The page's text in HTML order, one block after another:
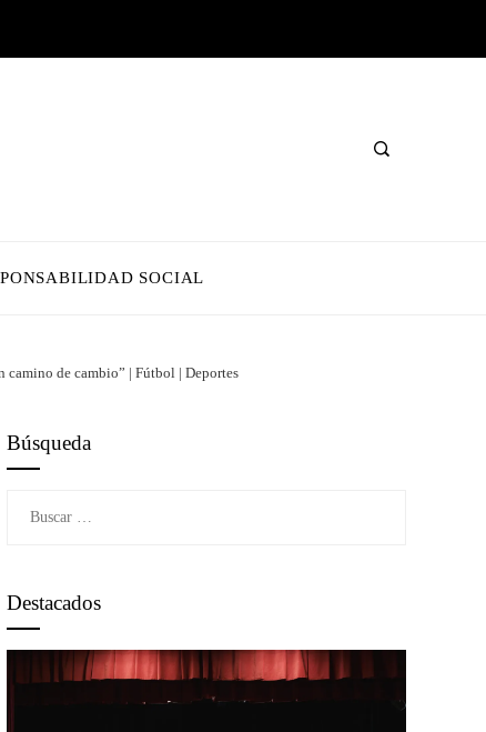
SOCIAL
camino de cambio” | Fútbol | Deportes
Búsqueda
Destacados